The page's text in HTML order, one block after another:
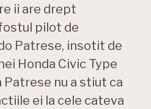
ii are drept
pilot de
Patrese, insotit de
Honda Civic Type
Patrese nu a stiut ca
ei la cele cateva